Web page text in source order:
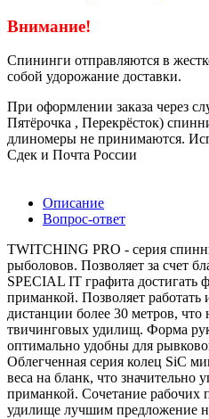
Внимание!
Спининги отправляются в
собой удорожание доставки.
При оформлении заказа через
Пятёрочка , Перекрёсток)
длиномеры не принимаются.
Сдек и Почта России
Описание
Вопрос-ответ
TWITCHING PRO - серия
рыболовов. Позволяет за счет
SPECIAL IT графита достигать
приманкой. Позволяет работать
дистанции более 30 метров,
твичинговых удилищ. Форма
оптимально удобны для
Облегченная серия колец SiC
веса на бланк, что значительно
приманкой. Сочетание рабочих
удилище лучшим предложение